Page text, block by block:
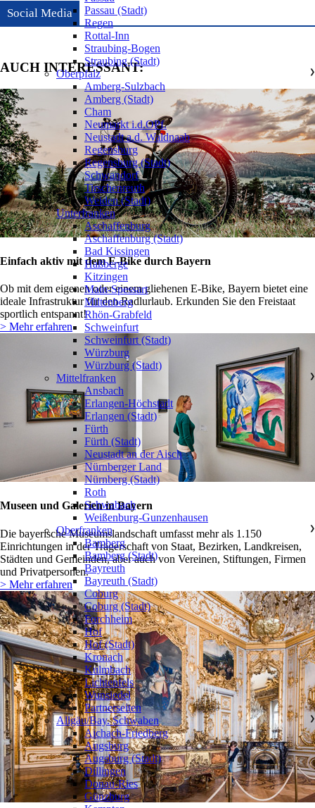
Social Media
AUCH INTERESSANT:
Einfach aktiv mit dem E-Bike durch Bayern
Ob mit dem eigenen oder einem gliehenen E-Bike, Bayern bietet eine
ideale Infrastruktur für den Radlurlaub. Erkunden Sie den Freistaat
sportlich entspannt!
> Mehr erfahren
Museen und Galerien in Bayern
Die bayerische Museumslandschaft umfasst mehr als 1.150
Einrichtungen in der Trägerschaft von Staat, Bezirken, Landkreisen,
Städten und Gemeinden, aber auch von Vereinen, Stiftungen, Firmen
und Privatpersonen.
> Mehr erfahren
Passau (Stadt)
Regen
Rottal-Inn
Straubing-Bogen
Straubing (Stadt)
Oberpfalz
❯
Amberg-Sulzbach
Amberg (Stadt)
Cham
Neumarkt i.d.OPf.
Neustadt a.d. Waldnaab
Regensburg
Regensburg (Stadt)
Schwandorf
Tirschenreuth
Weiden (Stadt)
Unterfranken
❯
Aschaffenburg
Aschaffenburg (Stadt)
Bad Kissingen
Haßberge
Kitzingen
Main-Spessart
Miltenberg
Rhön-Grabfeld
Schweinfurt
Schweinfurt (Stadt)
Würzburg
Würzburg (Stadt)
Mittelfranken
❯
Ansbach
Erlangen-Höchstadt
Erlangen (Stadt)
Fürth
Fürth (Stadt)
Neustadt an der Aisch
Nürnberger Land
Nürnberg (Stadt)
Roth
Schwabach
Weißenburg-Gunzenhausen
Oberfranken
❯
Bamberg
Bamberg (Stadt)
Bayreuth
Bayreuth (Stadt)
Coburg
Coburg (Stadt)
Forchheim
Hof
Hof (Stadt)
Kronach
Kulmbach
Lichtenfels
Wunsiedel
Partnerseiten
Allgäu/Bay. Schwaben
❯
Aichach-Friedberg
Augsburg
Augsburg (Stadt)
Dillingen
Donau-Ries
Günzburg